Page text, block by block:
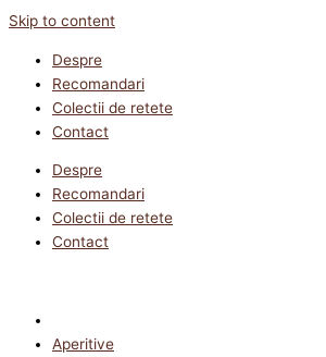
Skip to content
Despre
Recomandari
Colectii de retete
Contact
Despre
Recomandari
Colectii de retete
Contact
Aperitive